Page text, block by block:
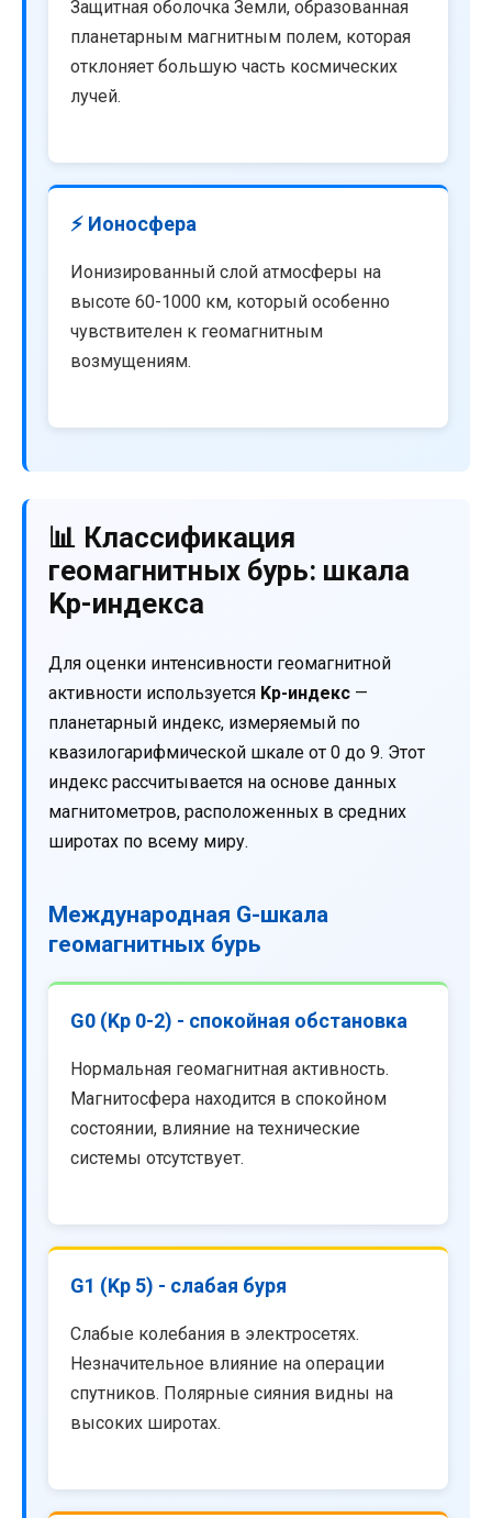
Защитная оболочка Земли, образованная
планетарным магнитным полем, которая
отклоняет большую часть космических
лучей.
⚡ Ионосфера
Ионизированный слой атмосферы на
высоте 60-1000 км, который особенно
чувствителен к геомагнитным
возмущениям.
📊 Классификация
геомагнитных бурь: шкала
Kp-индекса
Для оценки интенсивности геомагнитной
активности используется Kp-индекс —
планетарный индекс, измеряемый по
квазилогарифмической шкале от 0 до 9. Этот
индекс рассчитывается на основе данных
магнитометров, расположенных в средних
широтах по всему миру.
Международная G-шкала
геомагнитных бурь
G0 (Kp 0-2) - спокойная обстановка
Нормальная геомагнитная активность.
Магнитосфера находится в спокойном
состоянии, влияние на технические
системы отсутствует.
G1 (Kp 5) - слабая буря
Слабые колебания в электросетях.
Незначительное влияние на операции
спутников. Полярные сияния видны на
высоких широтах.